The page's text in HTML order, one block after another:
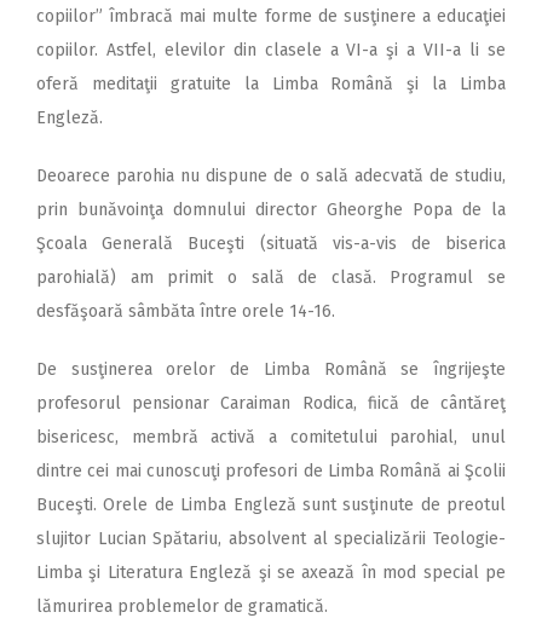
copiilor” îmbracă mai multe forme de susţinere a educaţiei
copiilor. Astfel, elevilor din clasele a VI-a şi a VII-a li se
oferă meditaţii gratuite la Limba Română şi la Limba
Engleză.
Deoarece parohia nu dispune de o sală adecvată de studiu,
prin bunăvoinţa domnului director Gheorghe Popa de la
Şcoala Generală Buceşti (situată vis-a-vis de biserica
parohială) am primit o sală de clasă. Programul se
desfăşoară sâmbăta între orele 14-16.
De susţinerea orelor de Limba Română se îngrijeşte
profesorul pensionar Caraiman Rodica, fiică de cântăreţ
bisericesc, membră activă a comitetului parohial, unul
dintre cei mai cunoscuţi profesori de Limba Română ai Şcolii
Buceşti. Orele de Limba Engleză sunt susţinute de preotul
slujitor Lucian Spătariu, absolvent al specializării Teologie-
Limba şi Literatura Engleză şi se axează în mod special pe
lămurirea problemelor de gramatică.